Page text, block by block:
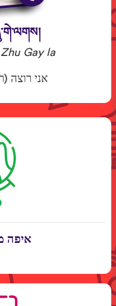
Gay la
אני רוצה
איפה